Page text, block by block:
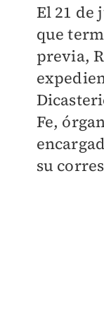
El 21 de
que
previa,
Fe,
su